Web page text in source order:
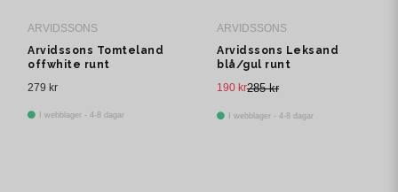
ARVIDSSONS
Arvidssons Tomteland
offwhite runt
279 kr
I webblager - 4-8 dagar
ARVIDSSONS
Arvidssons Leksand
blå/gul runt
285 kr
190 kr
I webblager - 4-8 dagar